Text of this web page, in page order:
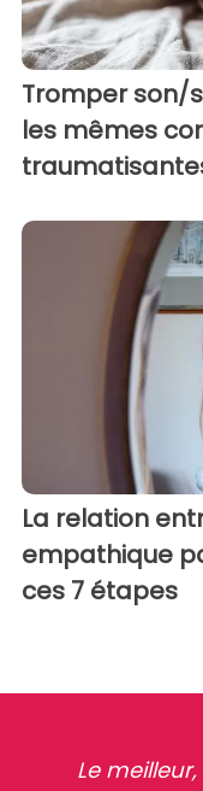
Tromper son/
les mêmes
La relation
empathique
ces 7 étapes
Le